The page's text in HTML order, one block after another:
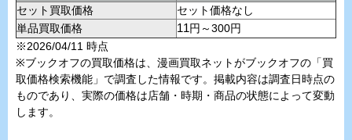
セット買取価格
セット価格なし
単品買取価格
11円～300円
※2026/04/11 時点
※ブックオフの買取価格は、漫画買取ネットがブックオフの「買
取価格検索機能」で調査した情報です。掲載内容は調査日時点の
ものであり、実際の価格は店舗・時期・商品の状態によって変動
します。